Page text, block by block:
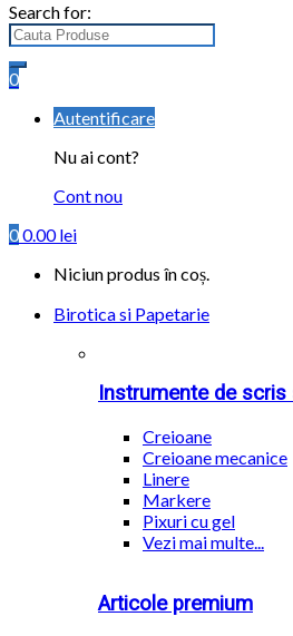
Search for:
0
Autentificare
Nu ai cont?
Cont nou
00.00lei
Niciun produs în coș.
Birotica si Papetarie
Instrumente de
Creioane
Creioane mecanice
Linere
Markere
Pixuri cu gel
Vezi mai multe...
Articole premium